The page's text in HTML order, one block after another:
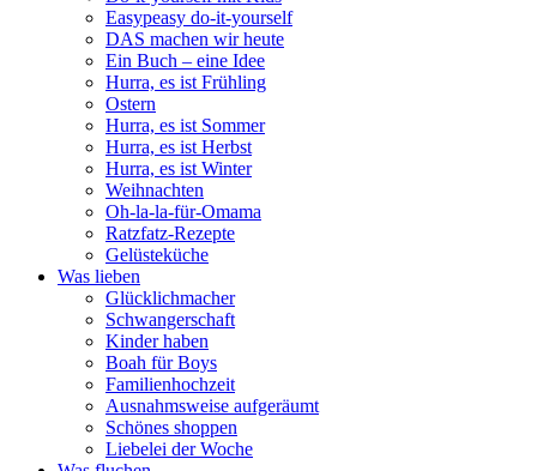
Easypeasy do-it-yourself
DAS machen wir heute
Ein Buch – eine Idee
Hurra, es ist Frühling
Ostern
Hurra, es ist Sommer
Hurra, es ist Herbst
Hurra, es ist Winter
Weihnachten
Oh-la-la-für-Omama
Ratzfatz-Rezepte
Gelüsteküche
Was lieben
Glücklichmacher
Schwangerschaft
Kinder haben
Boah für Boys
Familienhochzeit
Ausnahmsweise aufgeräumt
Schönes shoppen
Liebelei der Woche